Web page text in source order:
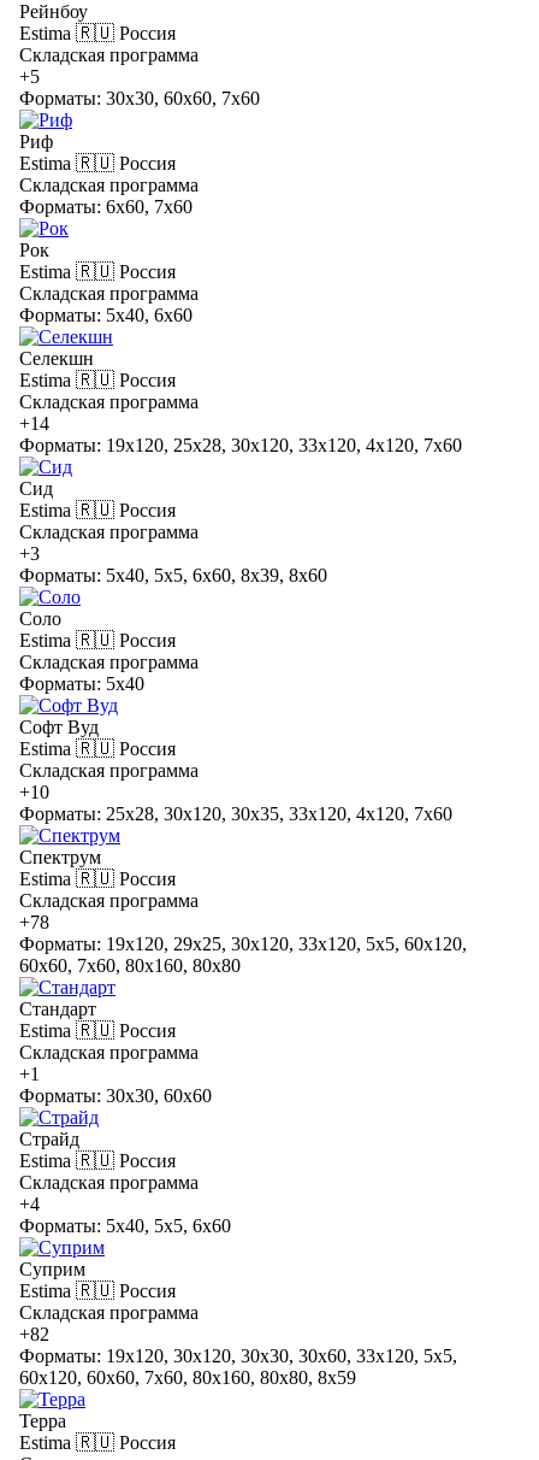
Рейнбоу
Estima 🇷🇺 Россия
Складская программа
+5
Форматы: 30x30, 60x60, 7x60
Риф
Estima 🇷🇺 Россия
Складская программа
Форматы: 6x60, 7x60
Рок
Estima 🇷🇺 Россия
Складская программа
Форматы: 5x40, 6x60
Селекшн
Estima 🇷🇺 Россия
Складская программа
+14
Форматы: 19x120, 25x28, 30x120, 33x120, 4x120, 7x60
Сид
Estima 🇷🇺 Россия
Складская программа
+3
Форматы: 5x40, 5x5, 6x60, 8x39, 8x60
Соло
Estima 🇷🇺 Россия
Складская программа
Форматы: 5x40
Софт Вуд
Estima 🇷🇺 Россия
Складская программа
+10
Форматы: 25x28, 30x120, 30x35, 33x120, 4x120, 7x60
Спектрум
Estima 🇷🇺 Россия
Складская программа
+78
Форматы: 19x120, 29x25, 30x120, 33x120, 5x5, 60x120,
60x60, 7x60, 80x160, 80x80
Стандарт
Estima 🇷🇺 Россия
Складская программа
+1
Форматы: 30x30, 60x60
Страйд
Estima 🇷🇺 Россия
Складская программа
+4
Форматы: 5x40, 5x5, 6x60
Суприм
Estima 🇷🇺 Россия
Складская программа
+82
Форматы: 19x120, 30x120, 30x30, 30x60, 33x120, 5x5,
60x120, 60x60, 7x60, 80x160, 80x80, 8x59
Терра
Estima 🇷🇺 Россия